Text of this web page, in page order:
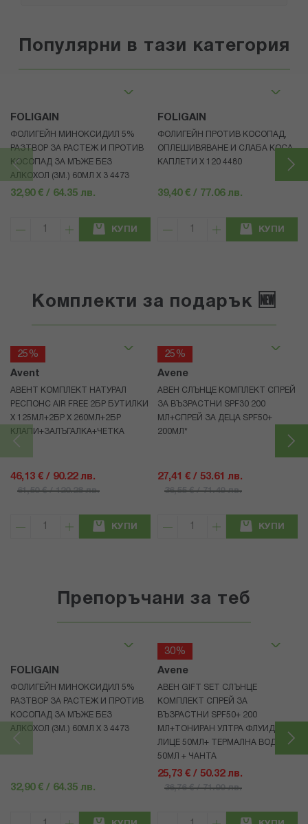
Популярни в тази категория
FOLIGAIN
ФОЛИГЕЙН МИНОКСИДИЛ 5%
РАЗТВОР ЗА РАСТЕЖ И ПРОТИВ
КОСОПАД ЗА МЪЖЕ БЕЗ
АЛКОХОЛ (3М.) 60МЛ X 3 4473
32,90 € / 64.35 лв.
КУПИ
FOLIGAIN
ФОЛИГЕЙН ПРОТИВ КОСОПАД,
ОПЛЕШИВЯВАНЕ И СЛАБА КОСА
КАПЛЕТИ X 120 4480
39,40 € / 77.06 лв.
КУПИ
Комплекти за подарък 🆕
25%
Avent
АВЕНТ КОМПЛЕКТ НАТУРАЛ
РЕСПОНС AIR FREE 2БР БУТИЛКИ
Х 125МЛ+2БР Х 260МЛ+2БР
КЛАПИ+ЗАЛЪГАЛКА+ЧЕТКА
46,13 € / 90.22 лв.
61,50 € / 120.28 лв.
КУПИ
25%
Avene
АВЕН СЛЪНЦЕ КОМПЛЕКТ СПРЕЙ
ЗА ВЪЗРАСТНИ SPF30 200
МЛ+СПРЕЙ ЗА ДЕЦА SPF50+
200МЛ*
27,41 € / 53.61 лв.
36,55 € / 71.49 лв.
КУПИ
Препоръчани за теб
FOLIGAIN
ФОЛИГЕЙН МИНОКСИДИЛ 5%
РАЗТВОР ЗА РАСТЕЖ И ПРОТИВ
КОСОПАД ЗА МЪЖЕ БЕЗ
АЛКОХОЛ (3М.) 60МЛ X 3 4473
32,90 € / 64.35 лв.
30%
Avene
АВЕН GIFT SET СЛЪНЦЕ
КОМПЛЕКТ СПРЕЙ ЗА
ВЪЗРАСТНИ SPF50+ 200
МЛ+ТОНИРАН УЛТРА ФЛУИД ЗА
ЛИЦЕ 50МЛ+ ТЕРМАЛНА ВОДА
50МЛ + ЧАНТА
25,73 € / 50.32 лв.
36,76 € / 71.90 лв.